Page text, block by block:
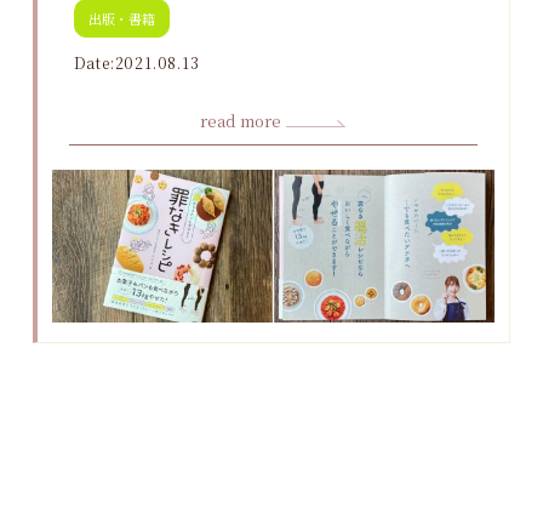
出版・書籍
Date:2021.08.13
read more